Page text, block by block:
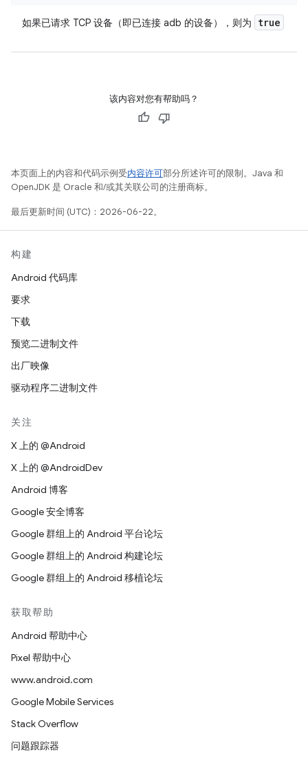
如果已请求 TCP 设备（即已连接 adb 的设备），则为 true
该内容对您有帮助吗？
本页面上的内容和代码示例受内容许可部分所述许可的限制。Java 和
OpenJDK 是 Oracle 和/或其关联公司的注册商标。
最后更新时间 (UTC)：2026-06-22。
构建
Android 代码库
要求
下载
预览二进制文件
出厂映像
驱动程序二进制文件
关注
X 上的 @Android
X 上的 @AndroidDev
Android 博客
Google 安全博客
Google 群组上的 Android 平台论坛
Google 群组上的 Android 构建论坛
Google 群组上的 Android 移植论坛
获取帮助
Android 帮助中心
Pixel 帮助中心
www.android.com
Google Mobile Services
Stack Overflow
问题跟踪器